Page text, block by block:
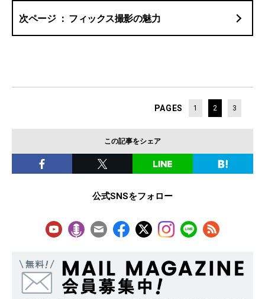
フィックス撮影の魅力
PAGES 1 2 3
この記事をシェア
公式SNSをフォロー